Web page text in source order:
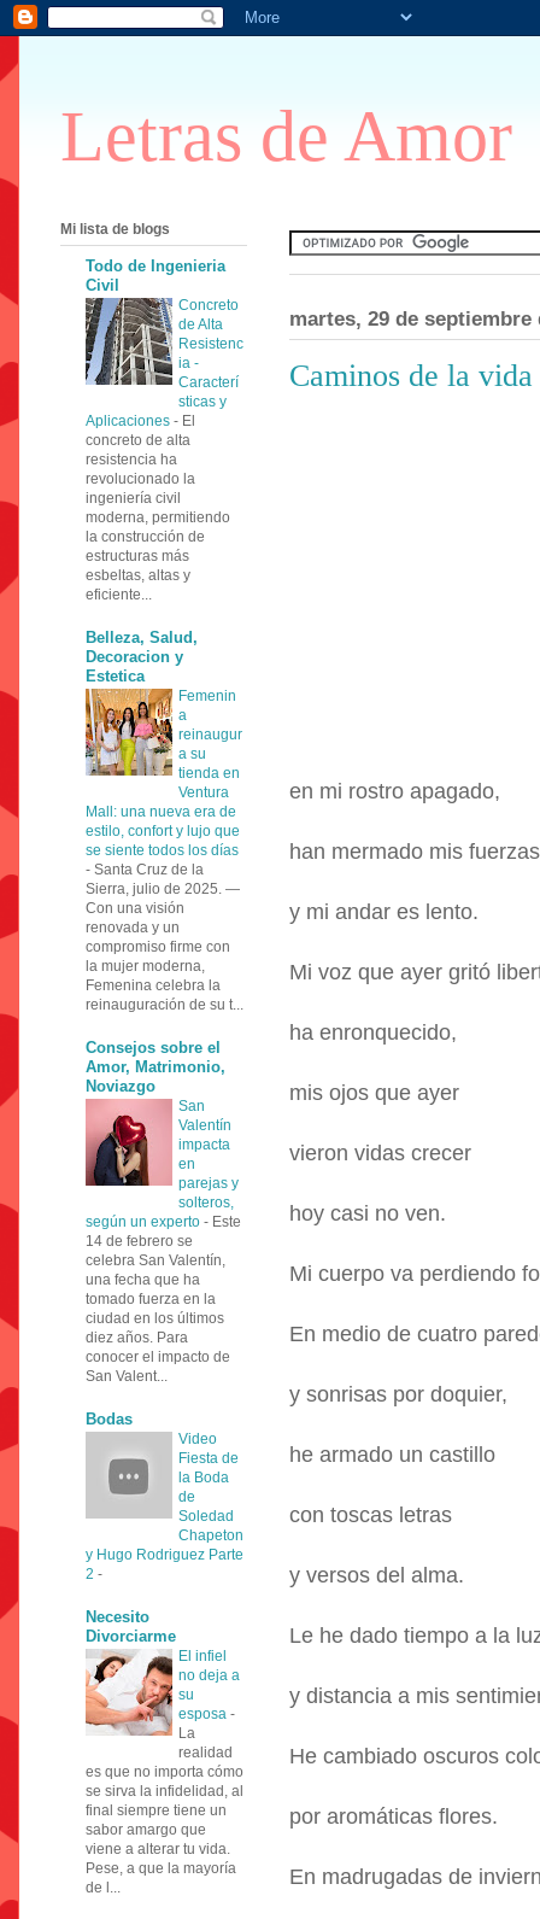
Letras de Amor
martes, 29 de septiembre
Caminos de la vida
en mi rostro apagado,
han mermado mis fuerzas
y mi andar es lento.
Mi voz que ayer gritó
ha enronquecido,
mis ojos que ayer
vieron vidas crecer
hoy casi no ven.
Mi cuerpo va perdiendo
En medio de cuatro
y sonrisas por doquier,
he armado un castillo
con toscas letras
y versos del alma.
Le he dado tiempo a la
y distancia a mis
He cambiado oscuros
por aromáticas flores.
En madrugadas de
Mi lista de blogs
Todo de Ingenieria
Civil
Concreto
de Alta
Resistenc
ia -
Caracterí
sticas y
Aplicaciones - El
concreto de alta
resistencia ha
revolucionado la
ingeniería civil
moderna, permitiendo
la construcción de
estructuras más
esbeltas, altas y
eficiente...
Belleza, Salud,
Decoracion y
Estetica
Femenin
a
reinaugur
a su
tienda en
Ventura
Mall: una nueva era de
estilo, confort y lujo que
se siente todos los días
- Santa Cruz de la
Sierra, julio de 2025. —
Con una visión
renovada y un
compromiso firme con
la mujer moderna,
Femenina celebra la
reinauguración de su t...
Consejos sobre el
Amor, Matrimonio,
Noviazgo
San
Valentín
impacta
en
parejas y
solteros,
según un experto - Este
14 de febrero se
celebra San Valentín,
una fecha que ha
tomado fuerza en la
ciudad en los últimos
diez años. Para
conocer el impacto de
San Valent...
Bodas
Video
Fiesta de
la Boda
de
Soledad
Chapeton
y Hugo Rodriguez Parte
2 -
Necesito
Divorciarme
El infiel
no deja a
su
esposa -
La
realidad
es que no importa cómo
se sirva la infidelidad, al
final siempre tiene un
sabor amargo que
viene a alterar tu vida.
Pese, a que la mayoría
de l...